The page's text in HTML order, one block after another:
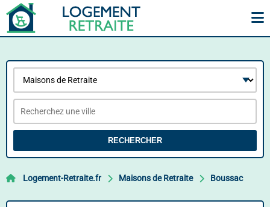
RECHERCHER
Logement-Retraite.fr Maisons de Retraite Boussac